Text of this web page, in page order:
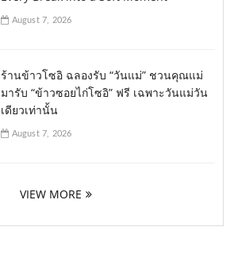
August 7, 2026
ร้านข้าวโซอิ ฉลองรับ “วันแม่” ชวนคุณแม่
มารับ “ข้าวซอยไก่โซอิ” ฟรี เฉพาะวันแม่วัน
เดียวเท่านั้น
August 7, 2026
VIEW MORE